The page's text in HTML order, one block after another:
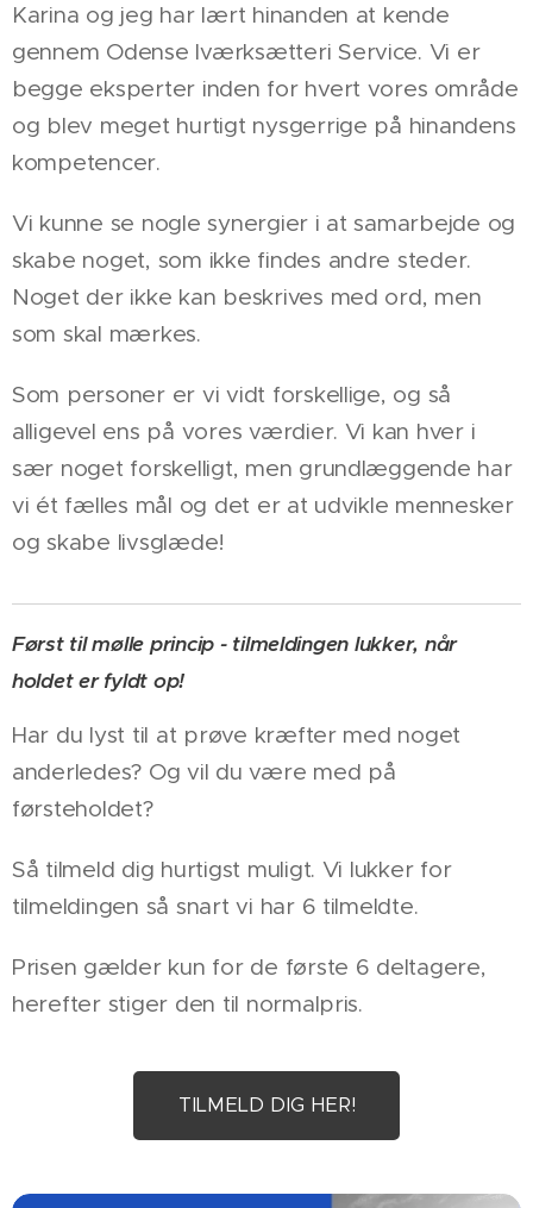
Karina og jeg har lært hinanden at kende
gennem Odense Iværksætteri Service. Vi er
begge eksperter inden for hvert vores område
og blev meget hurtigt nysgerrige på hinandens
kompetencer.
Vi kunne se nogle synergier i at samarbejde og
skabe noget, som ikke findes andre steder.
Noget der ikke kan beskrives med ord, men
som skal mærkes.
Som personer er vi vidt forskellige, og så
alligevel ens på vores værdier. Vi kan hver i
sær noget forskelligt, men grundlæggende har
vi ét fælles mål og det er at udvikle mennesker
og skabe livsglæde!
Først til mølle princip - tilmeldingen lukker, når
holdet er fyldt op!
Har du lyst til at prøve kræfter med noget
anderledes? Og vil du være med på
førsteholdet?
Så tilmeld dig hurtigst muligt. Vi lukker for
tilmeldingen så snart vi har 6 tilmeldte.
Prisen gælder kun for de første 6 deltagere,
herefter stiger den til normalpris.
TILMELD DIG HER!